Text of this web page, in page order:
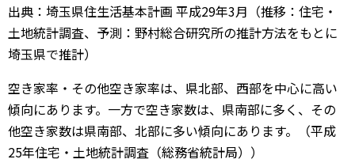
出典：埼玉県住生活基本計画 平成29年3月（推移：住宅・
土地統計調査、予測：野村総合研究所の推計方法をもとに
埼玉県で推計）
空き家率・その他空き家率は、県北部、西部を中心に高い
傾向にあります。一方で空き家数は、県南部に多く、その
他空き家数は県南部、北部に多い傾向にあります。（平成
25年住宅・土地統計調査（総務省統計局））